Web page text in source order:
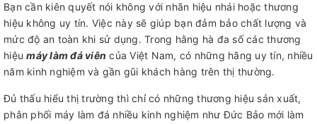
Bạn cần kiên quyết nói không với nhãn hiệu nhái hoặc thương
hiệu không uy tín. Việc này sẽ giúp bạn đảm bảo chất lượng và
mức độ an toàn khi sử dụng. Trong hằng hà đa số các thương
hiệumáy làm đá viên của Việt Nam, có những hãng uy tín, nhiều
năm kinh nghiệm và gần gũi khách hàng trên thị thường.
Đủ thấu hiểu thị trường thì chỉ có những thương hiệu sản xuất,
phân phối máy làm đá nhiều kinh nghiệm như Đức Bảo mới làm